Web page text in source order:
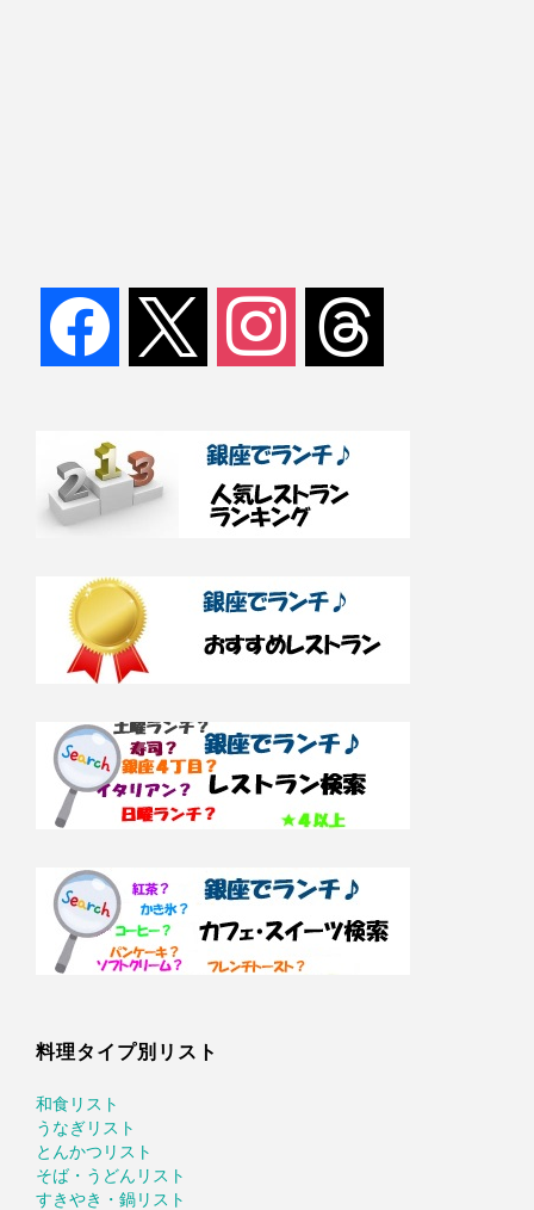
facebook instagram threads
料理タイプ別リスト
和食リスト
うなぎリスト
とんかつリスト
そば・うどんリスト
すきやき・鍋リスト